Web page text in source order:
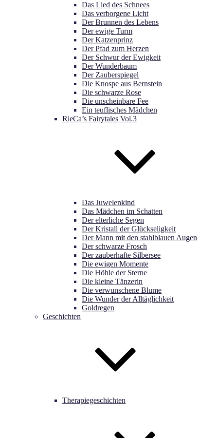
Das Lied des Schnees
Das verborgene Licht
Der Brunnen des Lebens
Der ewige Turm
Der Katzenprinz
Der Pfad zum Herzen
Der Schwur der Ewigkeit
Der Wunderbaum
Der Zauberspiegel
Die Knospe aus Bernstein
Die schwarze Rose
Die unscheinbare Fee
Ein teuflisches Mädchen
RieCa’s Fairytales Vol.3
Das Juwelenkind
Das Mädchen im Schatten
Der elterliche Segen
Der Kristall der Glückseligkeit
Der Mann mit den stahlblauen Augen
Der schwarze Frosch
Der zauberhafte Silbersee
Die ewigen Momente
Die Höhle der Sterne
Die kleine Tänzerin
Die verwunschene Blume
Die Wunder der Alltäglichkeit
Goldregen
Geschichten
Therapiegeschichten